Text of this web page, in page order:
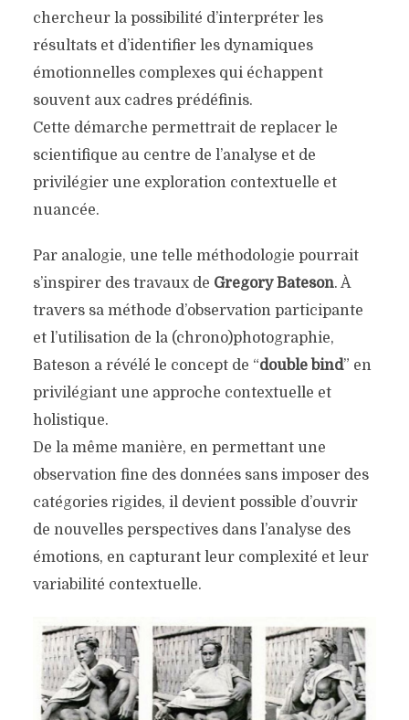
chercheur la possibilité d’interpréter les
résultats et d’identifier les dynamiques
émotionnelles complexes qui échappent
souvent aux cadres prédéfinis.
Cette démarche permettrait de replacer le
scientifique au centre de l’analyse et de
privilégier une exploration contextuelle et
nuancée.
Par analogie, une telle méthodologie pourrait
s’inspirer des travaux de Gregory Bateson. À
travers sa méthode d’observation participante
et l’utilisation de la (chrono)photographie,
Bateson a révélé le concept de “double bind” en
privilégiant une approche contextuelle et
holistique.
De la même manière, en permettant une
observation fine des données sans imposer des
catégories rigides, il devient possible d’ouvrir
de nouvelles perspectives dans l’analyse des
émotions, en capturant leur complexité et leur
variabilité contextuelle.